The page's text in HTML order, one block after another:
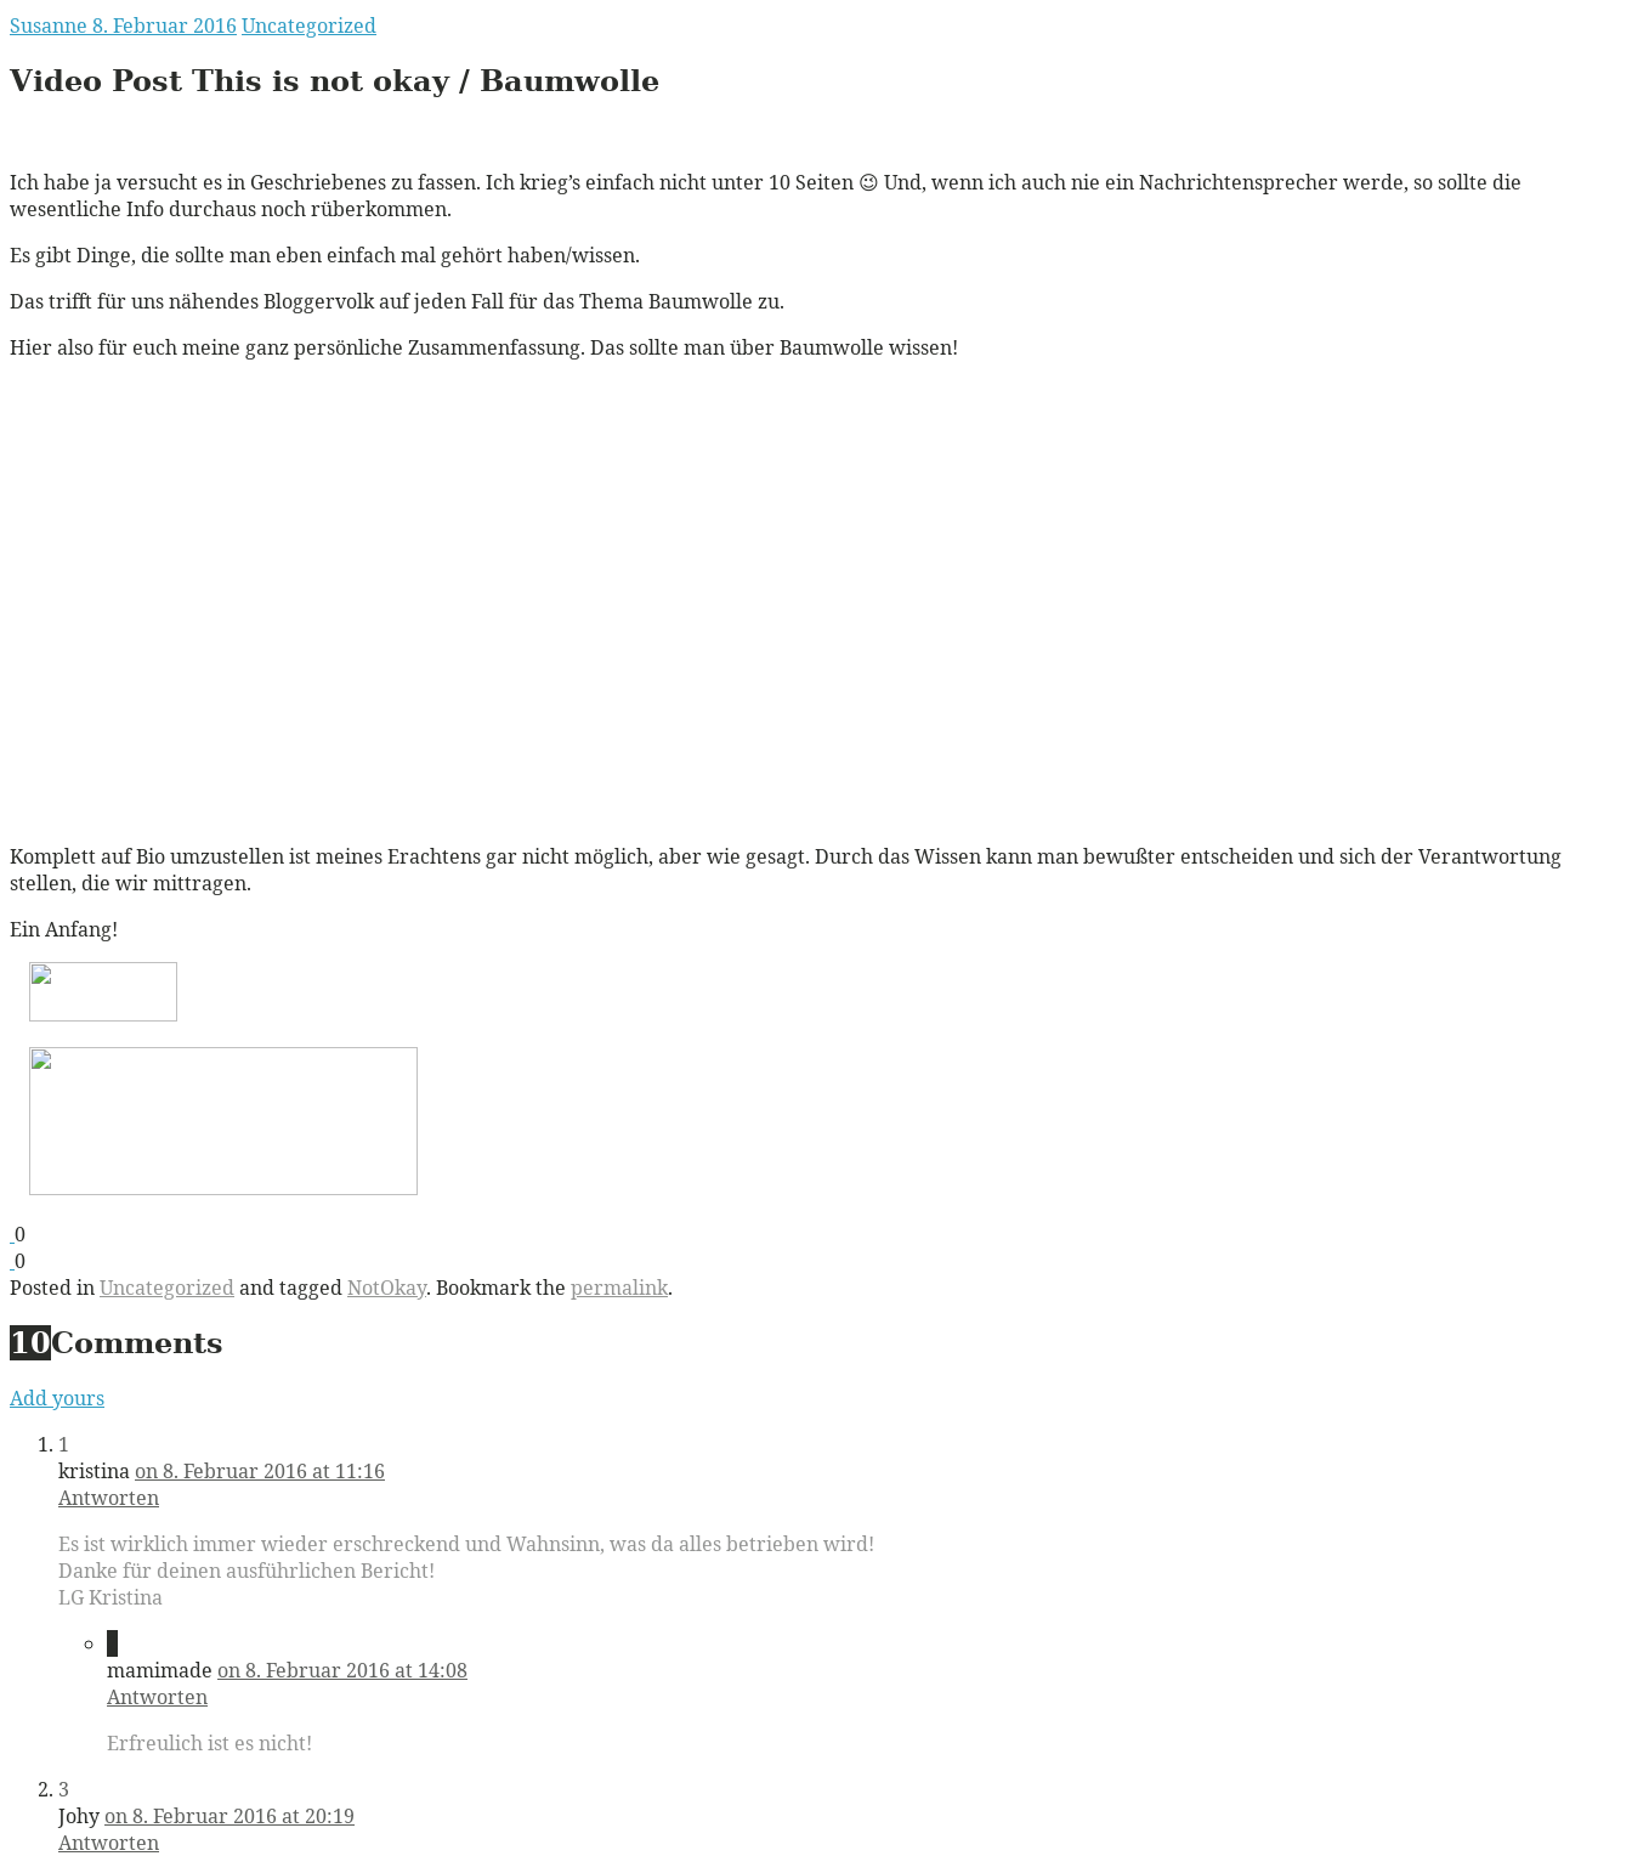
Susanne 8. Februar 2016 Uncategorized
Video Post This is not okay / Baumwolle
Ich habe ja versucht es in Geschriebenes zu fassen. Ich krieg’s einfach nicht unter 10 Seiten 😉 Und, wenn ich auch nie ein Nachrichtensprecher werde, so sollte die
wesentliche Info durchaus noch rüberkommen.
Es gibt Dinge, die sollte man eben einfach mal gehört haben/wissen.
Das trifft für uns nähendes Bloggervolk auf jeden Fall für das Thema Baumwolle zu.
Hier also für euch meine ganz persönliche Zusammenfassung. Das sollte man über Baumwolle wissen!
Komplett auf Bio umzustellen ist meines Erachtens gar nicht möglich, aber wie gesagt. Durch das Wissen kann man bewußter entscheiden und sich der Verantwortung
stellen, die wir mittragen.
Ein Anfang!
0
0
Posted inUncategorizedand taggedNotOkay. Bookmark the permalink.
10Comments
Add yours
1
kristina on 8. Februar 2016 at 11:16
Antworten
Es ist wirklich immer wieder erschreckend und Wahnsinn, was da alles betrieben wird!
Danke für deinen ausführlichen Bericht!
LG Kristina
mamimade on 8. Februar 2016 at 14:08
Antworten
Erfreulich ist es nicht!
3
Johy on 8. Februar 2016 at 20:19
Antworten